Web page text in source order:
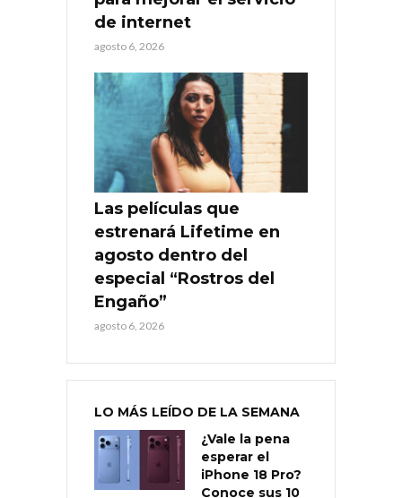
de internet
agosto 6, 2026
Las películas que
estrenará Lifetime en
agosto dentro del
especial “Rostros del
Engaño”
agosto 6, 2026
LO MÁS LEÍDO DE LA SEMANA
¿Vale la pena
esperar el
iPhone 18 Pro?
Conoce sus 10